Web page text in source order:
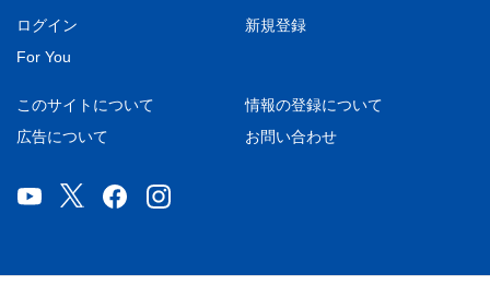
ログイン
新規登録
For You
このサイトについて
情報の登録について
広告について
お問い合わせ